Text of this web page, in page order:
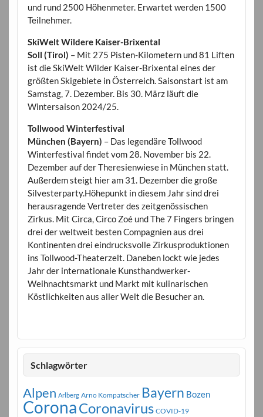
und rund 2500 Höhenmeter. Erwartet werden 1500
Teilnehmer.
SkiWelt Wildere Kaiser-Brixental
Soll (Tirol) – Mit 275 Pisten-Kilometern und 81 Liften
ist die SkiWelt Wilder Kaiser-Brixental eines der
größten Skigebiete in Österreich. Saisonstart ist am
Samstag, 7. Dezember. Bis 30. März läuft die
Wintersaison 2024/25.
Tollwood Winterfestival
München (Bayern) – Das legendäre Tollwood
Winterfestival findet vom 28. November bis 22.
Dezember auf der Theresienwiese in München statt.
Außerdem steigt hier am 31. Dezember die große
Silvesterparty.Höhepunkt in diesem Jahr sind drei
herausragende Vertreter des zeitgenössischen
Zirkus. Mit Circa, Circo Zoé und The 7 Fingers bringen
drei der weltweit besten Compagnien aus drei
Kontinenten drei eindrucksvolle Zirkusproduktionen
ins Tollwood-Theaterzelt. Daneben lockt wie jedes
Jahr der internationale Kunsthandwerker-
Weihnachtsmarkt und Markt mit kulinarischen
Köstlichkeiten aus aller Welt die Besucher an.
Schlagwörter
Alpen Arlberg Arno Kompatscher Bayern Bozen
CoronaCoronavirus COVID-19